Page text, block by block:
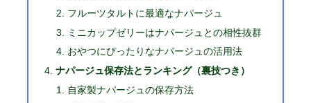
フルーツタルトに最適なナパージュ
ミニカップゼリーはナパージュとの相性抜群
おやつにぴったりなナパージュの活用法
ナパージュ保存法とランキング（裏技つき）
自家製ナパージュの保存方法